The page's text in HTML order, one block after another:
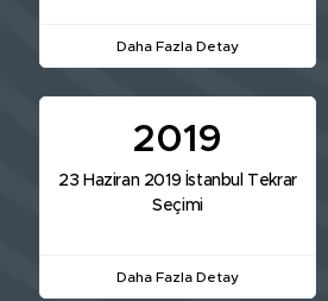
Daha Fazla Detay
2019
23 Haziran 2019 İstanbul Tekrar
Seçimi
Daha Fazla Detay